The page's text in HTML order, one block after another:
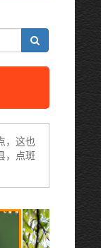
，这也
，点斑